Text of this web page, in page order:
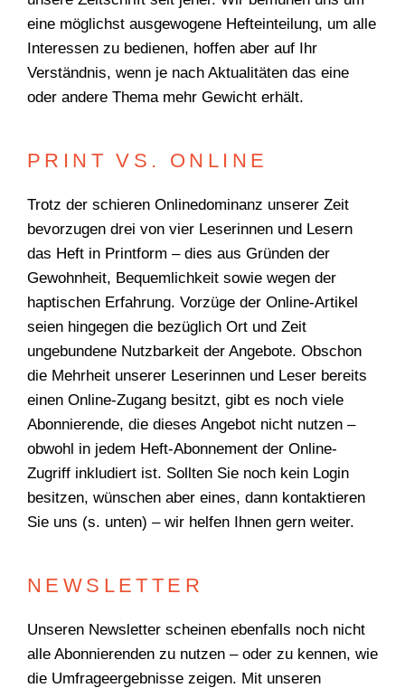
eine möglichst ausgewogene Hefteinteilung, um alle
Interessen zu bedienen, hoffen aber auf Ihr
Verständnis, wenn je nach Aktualitäten das eine
oder andere Thema mehr Gewicht erhält.
PRINT VS. ONLINE
Trotz der schieren Onlinedominanz unserer Zeit
bevorzugen drei von vier Leserinnen und Lesern
das Heft in Printform – dies aus Gründen der
Gewohnheit, Bequemlichkeit sowie wegen der
haptischen Erfahrung. Vorzüge der Online-Artikel
seien hingegen die bezüglich Ort und Zeit
ungebundene Nutzbarkeit der Angebote. Obschon
die Mehrheit unserer Leserinnen und Leser bereits
einen Online-Zugang besitzt, gibt es noch viele
Abonnierende, die dieses Angebot nicht nutzen –
obwohl in jedem Heft-Abonnement der Online-
Zugriff inkludiert ist. Sollten Sie noch kein Login
besitzen, wünschen aber eines, dann kontaktieren
Sie uns (s. unten) – wir helfen Ihnen gern weiter.
NEWSLETTER
Unseren Newsletter scheinen ebenfalls noch nicht
alle Abonnierenden zu nutzen – oder zu kennen, wie
die Umfrageergebnisse zeigen. Mit unseren
WONACH SUCHEN
SIE?